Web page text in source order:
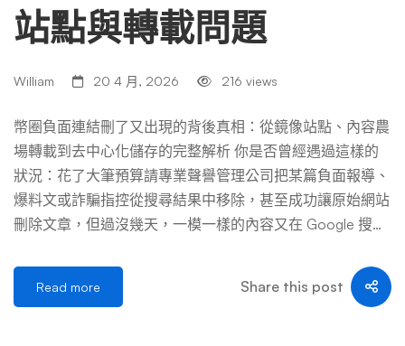
站點與轉載問題
William 20 4 月, 2026 216 views
幣圈負面連結刪了又出現的背後真相：從鏡像站點、內容農
場轉載到去中心化儲存的完整解析 你是否曾經遇過這樣的
狀況：花了大筆預算請專業聲譽管理公司把某篇負面報導、
爆料文或詐騙指控從搜尋結果中移除，甚至成功讓原始網站
刪除文章，但過沒幾天，一模一樣的內容又在 Google 搜尋
盡，春風吹又生。 這在加密貨幣產業尤其普遍。無論是交
易所被指控挪用用戶資產、某個 DeFi 專案遭質疑程式碼有
Read more Share this post